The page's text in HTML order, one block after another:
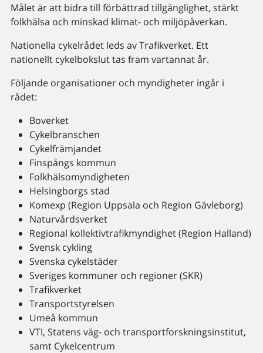
Målet är att bidra till förbättrad tillgänglighet, stärkt
folkhälsa och minskad klimat- och miljöpåverkan.
Nationella cykelrådet leds av Trafikverket. Ett
nationellt cykelbokslut tas fram vartannat år.
Följande organisationer och myndigheter ingår i
rådet:
Boverket
Cykelbranschen
Cykelfrämjandet
Finspångs kommun
Folkhälsomyndigheten
Helsingborgs stad
Komexp (Region Uppsala och Region Gävleborg)
Naturvårdsverket
Regional kollektivtrafikmyndighet (Region Halland)
Svensk cykling
Svenska cykelstäder
Sveriges kommuner och regioner (SKR)
Trafikverket
Transportstyrelsen
Umeå kommun
VTI, Statens väg- och transportforskningsinstitut,
samt Cykelcentrum